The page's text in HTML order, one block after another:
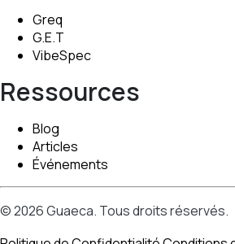
Greq
G.E.T
VibeSpec
Ressources
Blog
Articles
Événements
© 2026 Guaeca. Tous droits réservés.